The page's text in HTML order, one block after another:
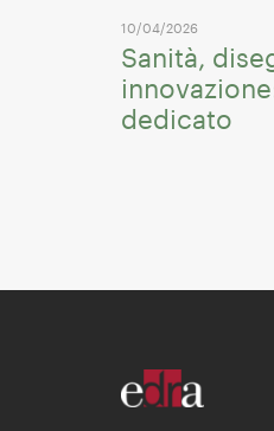
10/04/2026
Sanità,
dedicato